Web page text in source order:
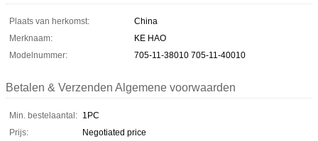
Plaats van herkomst:
China
Merknaam:
KE HAO
Modelnummer:
705-11-38010 705-11-40010
Betalen & Verzenden Algemene voorwaarden
Min. bestelaantal: 1PC
Prijs:
Negotiated price